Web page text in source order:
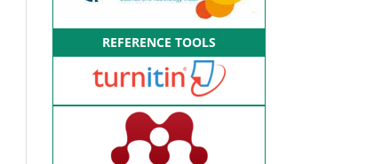
REFERENCE TOOLS